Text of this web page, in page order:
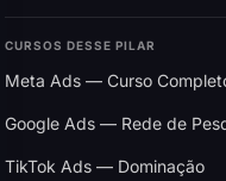
CURSOS DESSE PILAR
Meta Ads — Curso
Google Ads — Rede de
TikTok Ads — Dominação